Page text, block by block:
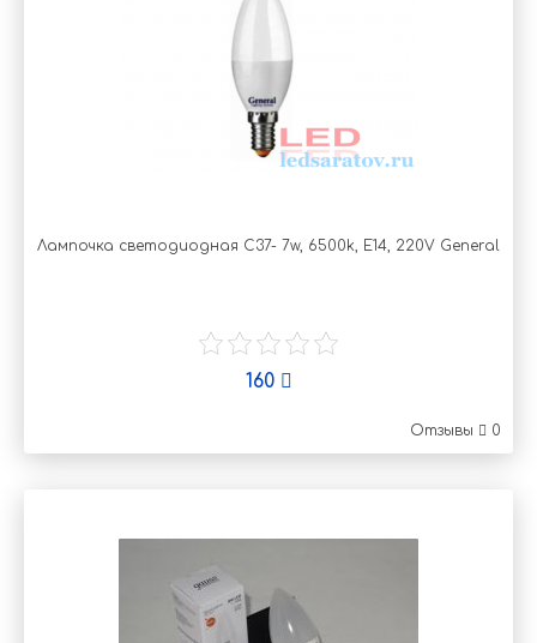
Лампочка светодиодная C37- 7w, 6500k, Е14, 220V General
160
Отзывы 0